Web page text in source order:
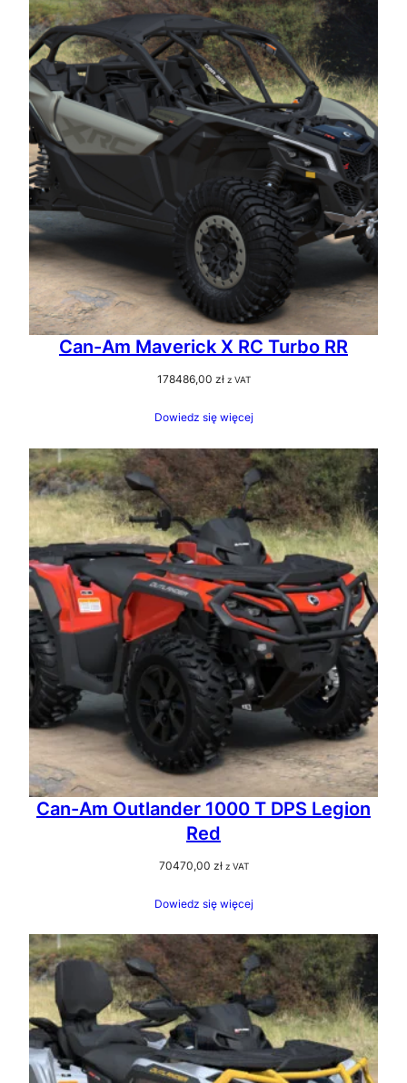
Can-Am Maverick X RC Turbo RR
178486,00 zł z VAT
Dowiedz się więcej
Can-Am Outlander 1000 T DPS Legion
Red
70470,00 zł z VAT
Dowiedz się więcej